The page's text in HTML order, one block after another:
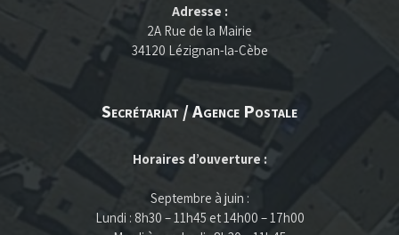
Adresse :
2A Rue de la Mairie
34120 Lézignan-la-Cèbe
Secrétariat / Agence Postale
Horaires d’ouverture :
Septembre à juin :
Lundi : 8h30 – 11h45 et 14h00 – 17h00